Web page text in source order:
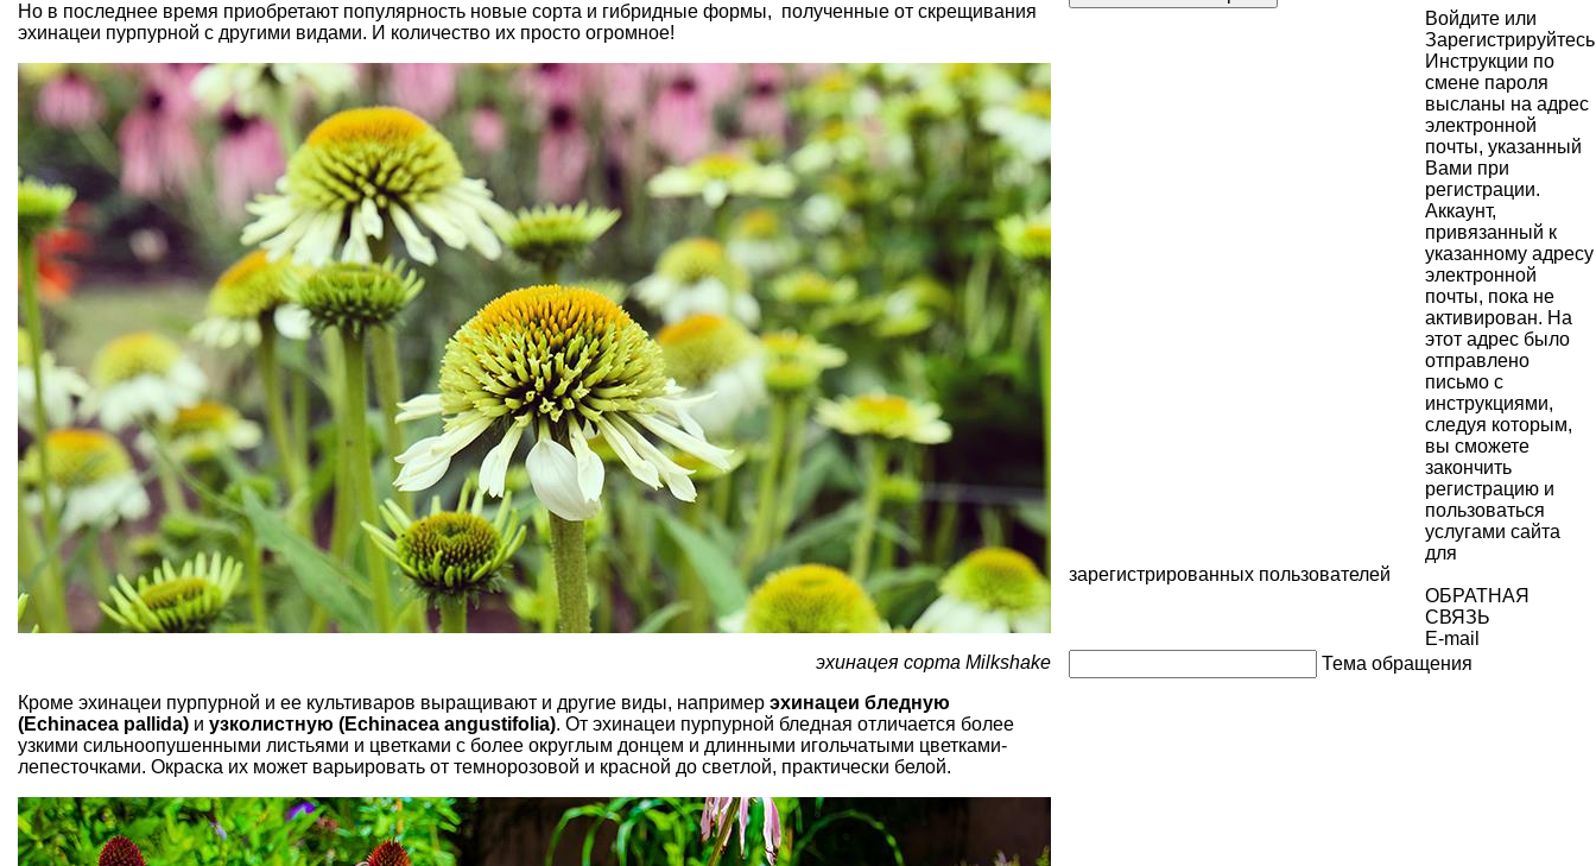
Но в последнее время приобретают популярность новые сорта и гибридные формы, полученные от скрещивания
эхинацеи пурпурной с другими видами. И количество их просто огромное!
эхинацея сорта Milkshake
Кроме эхинацеи пурпурной и ее культиваров выращивают и другие виды, например эхинацеи бледную
(Echinacea pallida) и узколистную (Echinacea angustifolia). От эхинацеи пурпурной бледная отличается более
узкими сильноопушенными листьями и цветками с более округлым донцем и длинными игольчатыми цветками­
лепесточками. Окраска их может варьировать от темно­розовой и красной до светлой, практически белой.
Войдите или
Зарегистрируйтесь
Инструкции по
смене пароля
высланы на адрес
электронной
почты, указанный
Вами при
регистрации.
Аккаунт,
привязанный к
указанному адресу
электронной
почты, пока не
активирован. На
этот адрес было
отправлено
письмо с
инструкциями,
следуя которым,
вы сможете
закончить
регистрацию и
пользоваться
услугами сайта
для
зарегистрированных пользователей
ОБРАТНАЯ
СВЯЗЬ
E-mail
Тема обращения